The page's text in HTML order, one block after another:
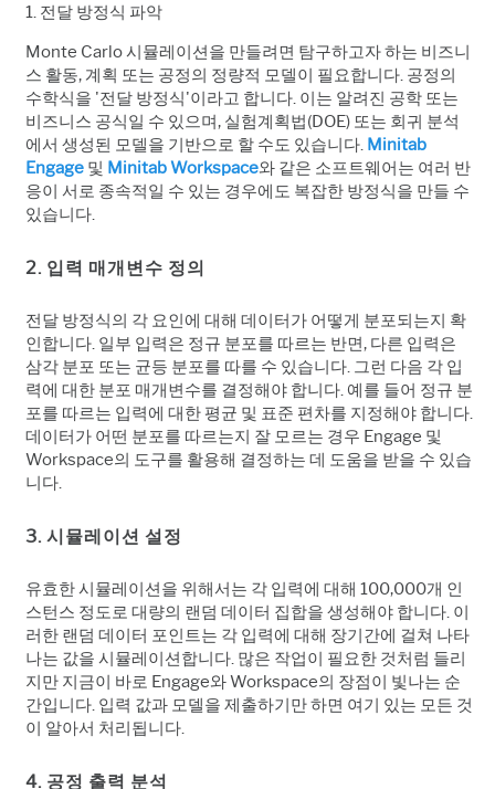
1. 전달 방정식 파악
Monte Carlo시뮬레이션을 만들려면 탐구하고자하는 비즈니
스 활동, 계획 또는 공정의 정량적 모델이 필요합니다. 공정의
수학식을 '전달 방정식'이라고 합니다. 이는 알려진 공학 또는
비즈니스 공식일 수 있으며, 실험계획법(DOE) 또는 회귀 분석
에서 생성된 모델을 기반으로 할 수도 있습니다. Minitab
Engage 및 Minitab Workspace와 같은 소프트웨어는 여러 반
응이 서로 종속적일 수 있는 경우에도 복잡한 방정식을 만들 수
있습니다.
2. 입력 매개변수 정의
전달 방정식의 각 요인에 대해 데이터가 어떻게 분포되는지 확
인합니다. 일부 입력은 정규 분포를 따르는 반면, 다른 입력은
삼각 분포 또는 균등 분포를 따를 수 있습니다. 그런 다음 각 입
력에 대한 분포 매개변수를 결정해야 합니다. 예를 들어 정규 분
포를 따르는 입력에 대한 평균 및 표준 편차를 지정해야 합니다.
데이터가 어떤 분포를 따르는지 잘 모르는 경우 Engage 및
Workspace의 도구를 활용해 결정하는 데 도움을 받을 수 있습
니다.
3. 시뮬레이션 설정
유효한 시뮬레이션을 위해서는 각 입력에 대해 100,000개 인
스턴스 정도로 대량의 랜덤 데이터 집합을 생성해야 합니다. 이
러한 랜덤 데이터 포인트는 각 입력에 대해 장기간에 걸쳐 나타
나는 값을 시뮬레이션합니다. 많은 작업이 필요한 것처럼 들리
지만 지금이 바로 Engage와 Workspace의 장점이 빛나는 순
간입니다. 입력 값과 모델을 제출하기만 하면 여기 있는 모든 것
이 알아서 처리됩니다.
4. 공정 출력 분석